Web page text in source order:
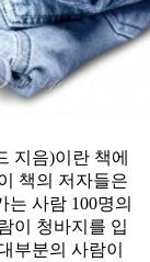
지음)이란 책에
책의 저자들은
사람 100명의
이 청바지를 입
부분의 사람이